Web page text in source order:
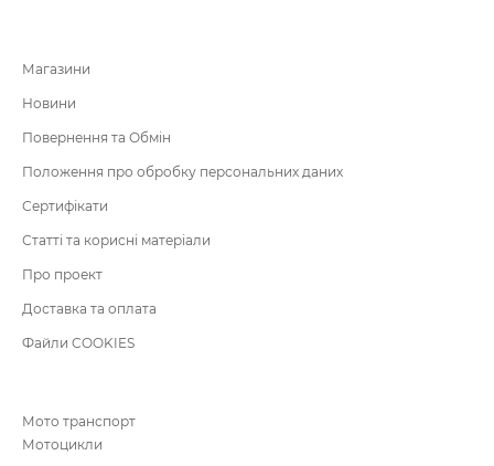
Магазини
Новини
Повернення та Обмін
Положення про обробку персональних даних
Сертифікати
Статті та корисні матеріали
Про проект
Доставка та оплата
Файли COOKIES
Мото транспорт
Мотоцикли